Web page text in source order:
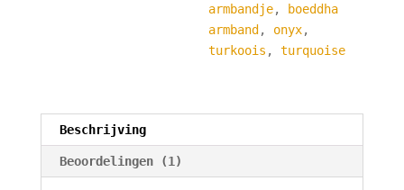
armbandje,
boeddha
armband , onyx,
turkoois ,turquoise
Beschrijving
Beoordelingen (1)